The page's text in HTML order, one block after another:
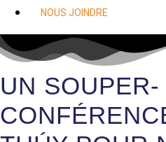
NOUS JOINDRE
UN SOUPER-